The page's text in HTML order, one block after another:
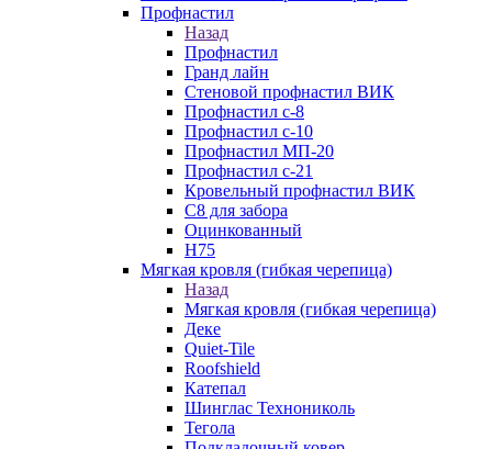
Профнастил
Назад
Профнастил
Гранд лайн
Стеновой профнастил ВИК
Профнастил с-8
Профнастил с-10
Профнастил МП-20
Профнастил с-21
Кровельный профнастил ВИК
С8 для забора
Оцинкованный
Н75
Мягкая кровля (гибкая черепица)
Назад
Мягкая кровля (гибкая черепица)
Деке
Quiet-Tile
Roofshield
Катепал
Шинглас Технониколь
Тегола